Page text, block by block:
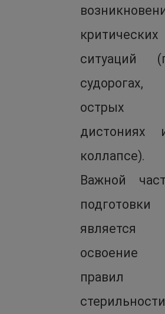
критических
ситуаций
судорогах,
острых
дистониях
коллапсе).
Важной
подготовки
является
освоение
правил